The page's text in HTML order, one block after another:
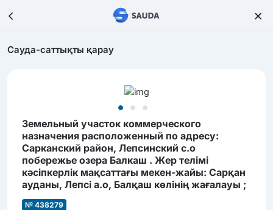
Сауда-саттықты қарау
Земельный участок коммерческого
назначения расположенный по адресу:
Сарканский район, Лепсинский с.о
побережье озера Балкаш . Жер телімі
кәсіпкерлік мақсаттағы мекен-жайы: Сарқан
ауданы, Лепсі а.о, Балқаш көлінің жағалауы ;
№ 438279